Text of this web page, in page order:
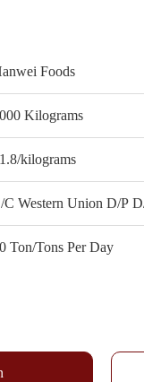
Foods
Kilograms
kilograms
C Western Union D/P
Ton/Tons Per Day